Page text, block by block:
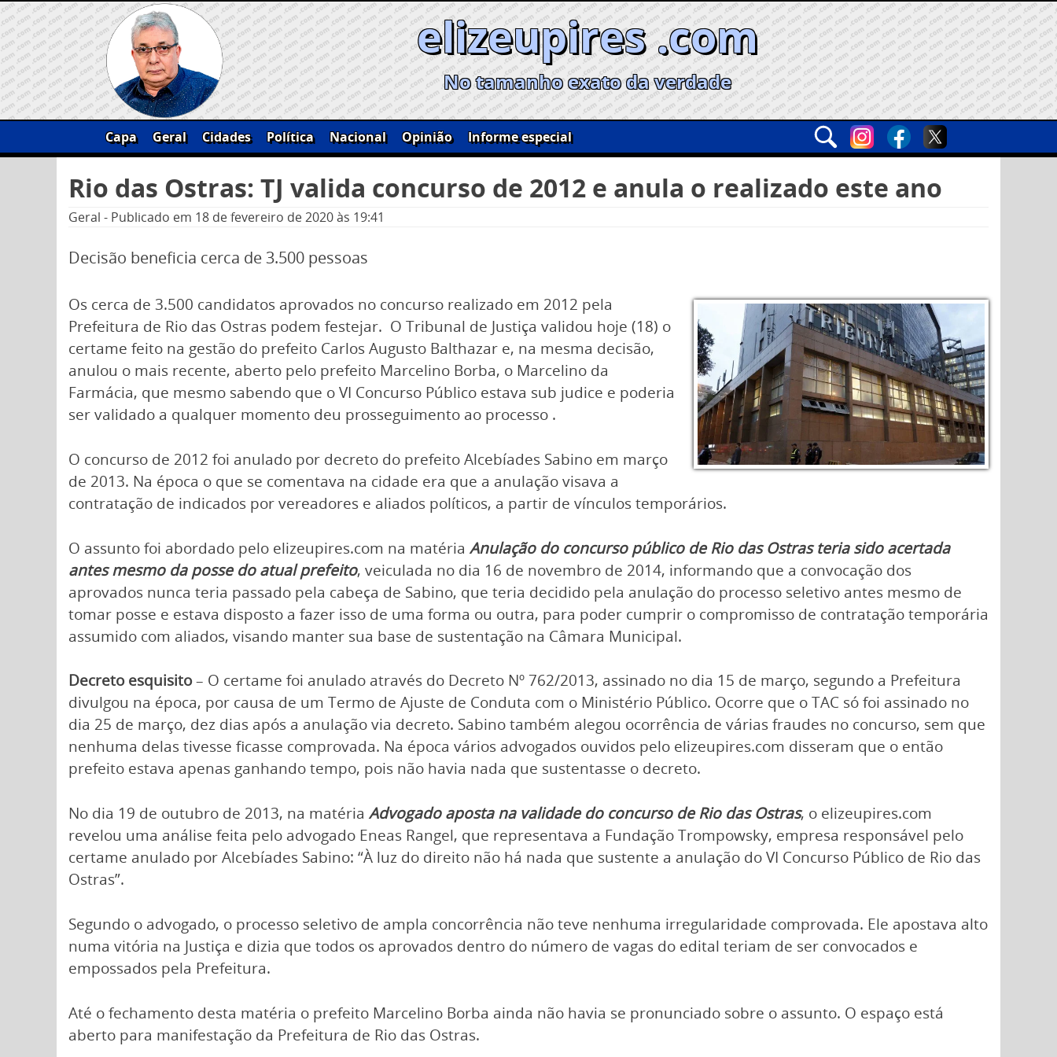
Skip
to
content
elizeupires .com
No tamanho exato da verdade
Capa Geral Cidades Política Nacional Opinião
Informe especial
por:
Rio das Ostras: TJ valida concurso de 2012 e anula o realizado este ano
Geral - Publicado em 18 de fevereiro de 2020às 19:41
Decisão beneficia cerca de 3.500 pessoas
Os cerca de 3.500 candidatos aprovados no concurso realizado em 2012 pela
Prefeitura de Rio das Ostras podem festejar. O Tribunal de Justiça validou hoje (18) o
certame feito na gestão do prefeito Carlos Augusto Balthazar e, na mesma decisão,
anulou o mais recente, aberto pelo prefeito Marcelino Borba, o Marcelino da
Farmácia, que mesmo sabendo que o VI Concurso Público estava sub judice e poderia
ser validado a qualquer momento deu prosseguimento ao processo .
O concurso de 2012 foi anulado por decreto do prefeito Alcebíades Sabino em março
de 2013. Na época o que se comentava na cidade era que a anulação visava a
contratação de indicados por vereadores e aliados políticos, a partir de vínculos temporários.
O assunto foi abordado pelo elizeupires.com na matéria Anulação do concurso público de Rio das Ostras teria sido acertada
antes mesmo da posse do atual prefeito, veiculada no dia 16 de novembro de 2014, informando que a convocação dos
aprovados nunca teria passado pela cabeça de Sabino, que teria decidido pela anulação do processo seletivo antes mesmo de
tomar posse e estava disposto a fazer isso de uma forma ou outra, para poder cumprir o compromisso de contratação temporária
assumido com aliados, visando manter sua base de sustentação na Câmara Municipal.
Decreto esquisito– O certame foi anulado através do Decreto Nº 762/2013, assinado no dia 15 de março, segundo a Prefeitura
divulgou na época, por causa de um Termo de Ajuste de Conduta com o Ministério Público. Ocorre que o TAC só foi assinado no
dia 25 de março, dez dias após a anulação via decreto. Sabino também alegou ocorrência de várias fraudes no concurso, sem que
nenhuma delas tivesse ficasse comprovada. Na época vários advogados ouvidos pelo elizeupires.com disseram que o então
prefeito estava apenas ganhando tempo, pois não havia nada que sustentasse o decreto.
No dia 19 de outubro de 2013, na matéria Advogado aposta na validade do concurso de Rio das Ostras, o elizeupires.com
revelou uma análise feita pelo advogado Eneas Rangel, que representava a Fundação Trompowsky, empresa responsável pelo
certame anulado por Alcebíades Sabino: “À luz do direito não há nada que sustente a anulação do VI Concurso Público de Rio das
Ostras”.
Segundo o advogado, o processo seletivo de ampla concorrência não teve nenhuma irregularidade comprovada. Ele apostava alto
numa vitória na Justiça e dizia que todos os aprovados dentro do número de vagas do edital teriam de ser convocados e
empossados pela Prefeitura.
Até o fechamento desta matéria o prefeito Marcelino Borba ainda não havia se pronunciado sobre o assunto. O espaço está
aberto para manifestação da Prefeitura de Rio das Ostras.